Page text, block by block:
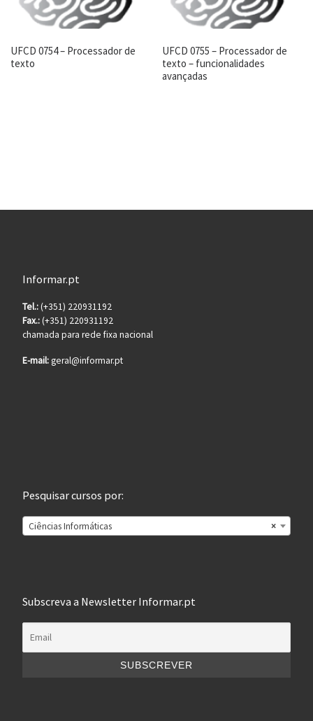
UFCD 0754 – Processador de
texto
UFCD 0755 – Processador de
texto – funcionalidades
avançadas
Informar.pt
Tel.:(+351) 220931192
Fax.:(+351) 220931192
chamada para rede fixa nacional
E-mail:geral@informar.pt
Pesquisar cursos por:
×
Ciências Informáticas
Subscreva a Newsletter Informar.pt